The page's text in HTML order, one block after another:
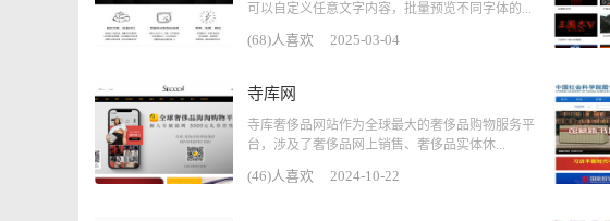
可以自定义任意文字内容，批量预览不同字体的...
(68)人喜欢 2025-03-04
寺库网
寺库奢侈品网站作为全球最大的奢侈品购物服务平
台，涉及了奢侈品网上销售、奢侈品实体休...
(46)人喜欢 2024-10-22